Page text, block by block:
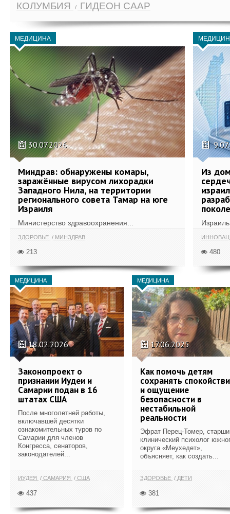
КОЛУМБИЯ ГИДЕОН СААР
МЕДИЦИНА
30.07.2026
Миндрав: обнаружены комары,
заражённые вирусом лихорадки
Западного Нила, на территории
регионального совета Тамар на юге
Израиля
Министерство здравоохранения...
ЗДОРОВЬЕ МИНЗДРАВ
213
Из
Израиль
480
МЕДИЦИНА
18.02.2026
Законопроект о
признании Иудеи и
Самарии подан в 16
штатах США
После многолетней работы,
включавшей десятки
ознакомительных туров по
Самарии для членов
Конгресса, сенаторов,
законодателей...
ИУДЕЯ САМАРИЯ США
437
МЕДИЦИНА
17.06.2025
Как помочь детям
сохранять
и ощущение
безопасности в
нестабильной
реальности
Эфрат Перец-Томер,
клинический психолог
округа «Меухедет»,
объясняет, как создать...
ЗДОРОВЬЕ ДЕТИ
381